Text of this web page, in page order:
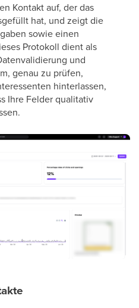
Kontakt auf, der das
hat, und zeigt die
sowie einen
Protokoll dient als
und
genau zu prüfen,
hinterlassen,
Ihre Felder qualitativ